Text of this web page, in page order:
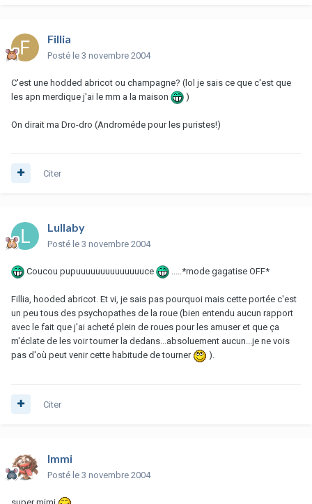
Fillia
Posté le 3 novembre 2004
C'est une hodded abricot ou champagne? (lol je sais ce que c'est que
les apn merdique j'ai le mm a la maison
)
On dirait ma Dro-dro (Androméde pour les puristes!)
Citer
Lullaby
Posté le 3 novembre 2004
Coucou pupuuuuuuuuuuuuuuce .....*mode gagatise OFF*
Fillia, hooded abricot. Et vi, je sais pas pourquoi mais cette portée c'est
un peu tous des psychopathes de la roue (bien entendu aucun rapport
avec le fait que j'ai acheté plein de roues pour les amuser et que ça
m'éclate de les voir tourner la dedans...absoluement aucun...je ne vois
pas d'où peut venir cette habitude de tourner
).
Citer
Immi
Posté le 3 novembre 2004